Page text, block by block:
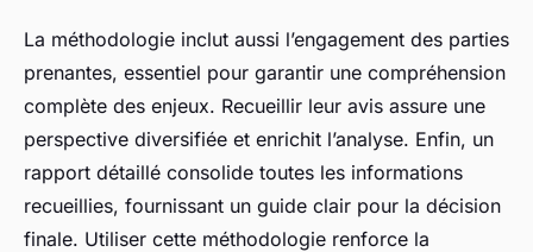
La méthodologie inclut aussi l’engagement des parties
prenantes, essentiel pour garantir une compréhension
complète des enjeux. Recueillir leur avis assure une
perspective diversifiée et enrichit l’analyse. Enfin, un
rapport détaillé consolide toutes les informations
recueillies, fournissant un guide clair pour la décision
finale. Utiliser cette méthodologie renforce la